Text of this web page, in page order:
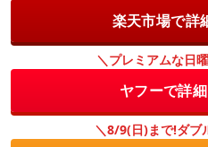
楽天市場で詳
＼プレミアムな日
ヤフーで詳
＼8/9(日)まで!ダブ